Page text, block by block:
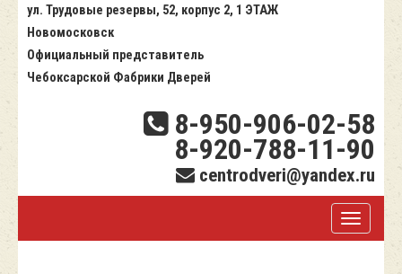
ул. Трудовые резервы, 52, корпус 2, 1 ЭТАЖ
Новомосковск
Официальный представитель
Чебоксарской Фабрики Дверей
8-950-906-02-58
8-920-788-11-90
centrodveri@yandex.ru